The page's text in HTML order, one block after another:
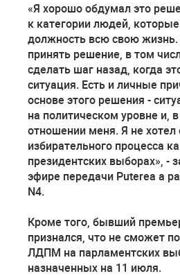
«Я хорошо обдумал это
к категории людей,
должность всю свою жизнь.
принять решение, в том
сделать шаг назад, когда
ситуация. Есть и личные
основе этого решения -
на политическом уровне и,
отношении меня. Я не хотел
избирательного процесса
президентских выборах», -
эфире передачи Puterea a
N4.
Кроме того, бывший
признался, что не сможет
ЛДПМ на парламентских
назначенных на 11 июля.